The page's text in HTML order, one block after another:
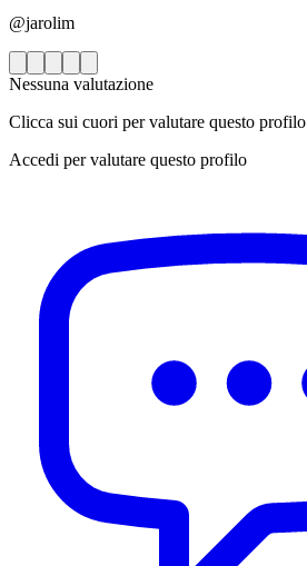
@jarolim
Nessuna valutazione
Clicca sui cuori per valutare questo profilo
Accedi per valutare questo profilo